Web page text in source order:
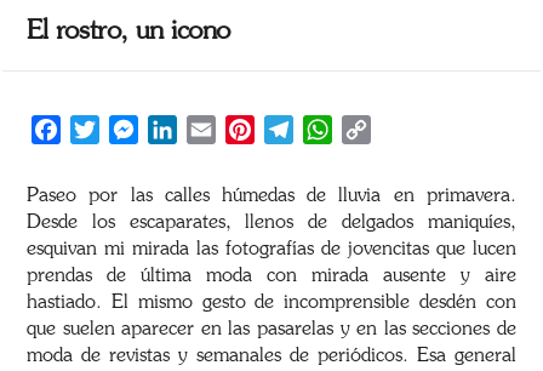
El rostro, un icono
FacebookTwitterMessengerLinkedIn
Email PinterestTelegramWhatsApp
Paseo por las calles húmedas de lluvia en primavera.
Desde los escaparates, llenos de delgados maniquíes,
esquivan mi mirada las fotografías de jovencitas que lucen
prendas de última moda con mirada ausente y aire
hastiado. El mismo gesto de incomprensible desdén con
que suelen aparecer en las pasarelas y en las secciones de
moda de revistas y semanales de periódicos. Esa general